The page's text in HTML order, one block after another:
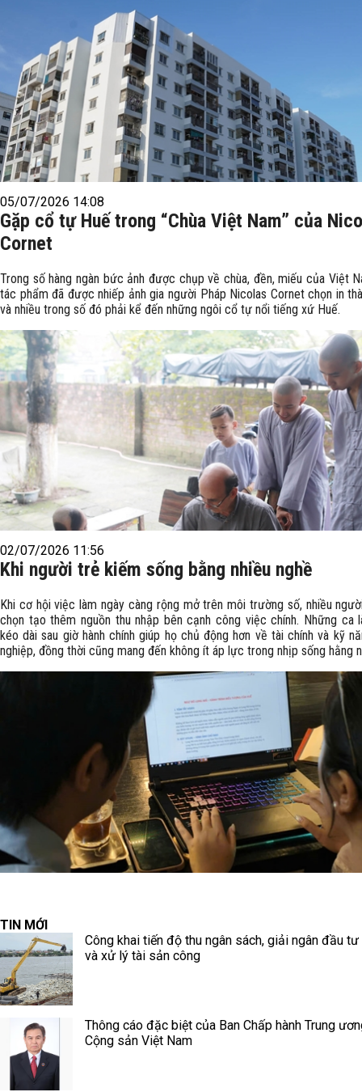
05/07/2026 14:08
Gặp cổ tự Huế trong “Chùa Việt Nam” của
Cornet
Trong số hàng ngàn bức ảnh được chụp về chùa, đền, miếu của Việt
tác phẩm đã được nhiếp ảnh gia người Pháp Nicolas Cornet chọn in
và nhiều trong số đó phải kể đến những ngôi cổ tự nổi tiếng xứ Huế.
02/07/2026 11:56
Khi người trẻ kiếm sống bằng nhiều nghề
Khi cơ hội việc làm ngày càng rộng mở trên môi trường số, nhiều
chọn tạo thêm nguồn thu nhập bên cạnh công việc chính. Những ca
kéo dài sau giờ hành chính giúp họ chủ động hơn về tài chính và kỹ
nghiệp, đồng thời cũng mang đến không ít áp lực trong nhịp sống hằng
TIN MỚI
Công khai tiến độ thu ngân sách, giải ngân đầu
và xử lý tài sản công
Thông cáo đặc biệt của Ban Chấp hành Trung
Cộng sản Việt Nam